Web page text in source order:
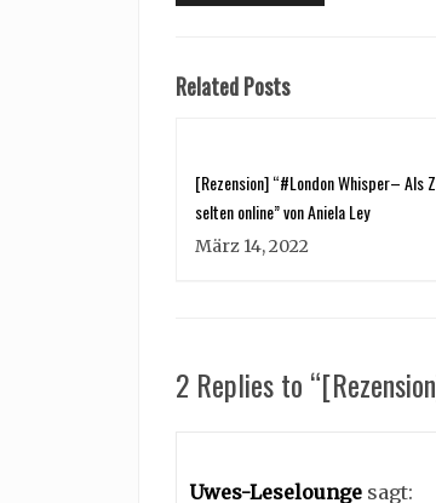
Related Posts
[Rezension] “#London Whisper– Als
selten online” von Aniela Ley
März 14, 2022
2 Replies to
Uwes-Leselounge sagt: